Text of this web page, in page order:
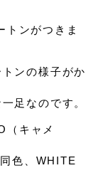
トンがつきま
ンの様子がか
足なのです。
（キャメ
色、 WHITE